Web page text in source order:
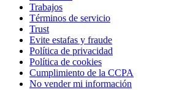
Trabajos
Términos de servicio
Trust
Evite estafas y fraude
Política de privacidad
Política de cookies
Cumplimiento de la CCPA
No vender mi información